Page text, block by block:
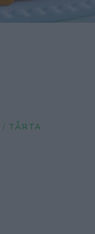
/ TÅRTA